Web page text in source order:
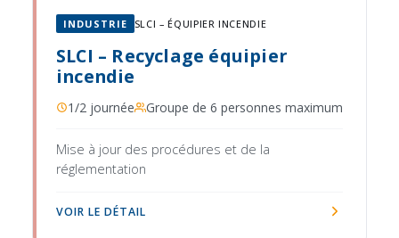
INDUSTRIE SLCI – ÉQUIPIER INCENDIE
SLCI – Recyclage équipier
incendie
1/2 journée Groupe de 6 personnes maximum
Mise à jour des procédures et de la
réglementation
VOIR LE DÉTAIL